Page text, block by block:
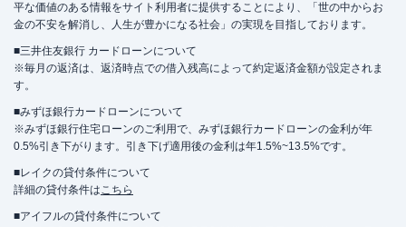
平な価値のある情報をサイト利用者に提供することにより、「世の中からお
金の不安を解消し、人生が豊かになる社会」の実現を目指しております。
■三井住友銀行 カードローンについて
※毎月の返済は、返済時点での借入残高によって約定返済金額が設定されま
す。
■みずほ銀行カードローンについて
※みずほ銀行住宅ローンのご利用で、みずほ銀行カードローンの金利が年
0.5%引き下がります。引き下げ適用後の金利は年1.5%~13.5%です。
■レイクの貸付条件について
詳細の貸付条件はこちら
■アイフルの貸付条件について